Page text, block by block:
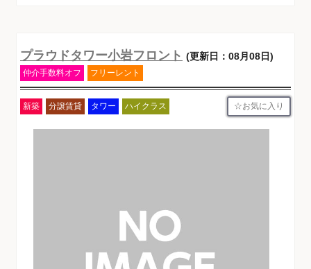
プラウドタワー小岩フロント (更新日：08月08日)
仲介手数料オフ フリーレント
新築 分譲賃貸 タワー ハイクラス お気に入り